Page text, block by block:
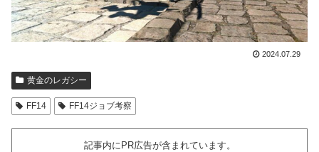
2024.07.29
黄金のレガシー
FF14 FF14ジョブ考察
記事内にPR広告が含まれています。